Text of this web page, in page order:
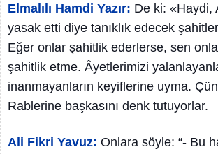
Elmalılı Hamdi Yazır: De ki: «Haydi,
yasak etti diye tanıklık edecek
Eğer onlar şahitlik ederlerse, sen
şahitlik etme. Âyetlerimizi
inanmayanların keyiflerine uyma.
Rablerine başkasını denk tutuyorlar.
Ali Fikri Yavuz: Onlara söyle: “- Bu